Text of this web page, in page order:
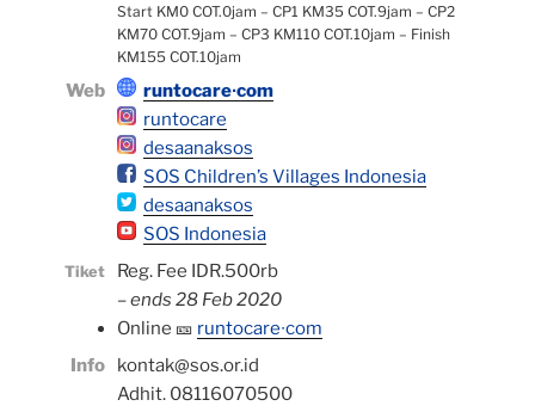
Start KM0 COT.0jam – CP1 KM35 COT.9jam – CP2
KM70 COT.9jam – CP3 KM110 COT.10jam – Finish
KM155 COT.10jam
Web
runtocare∙com
runtocare
desaanaksos
SOS Children’s Villages Indonesia
desaanaksos
SOS Indonesia
Tiket
Reg. Fee IDR.500rb
–ends 28 Feb 2020
Online 🎫 runtocare∙com
Info
kontak@sos.or.id
Adhit. 08116070500